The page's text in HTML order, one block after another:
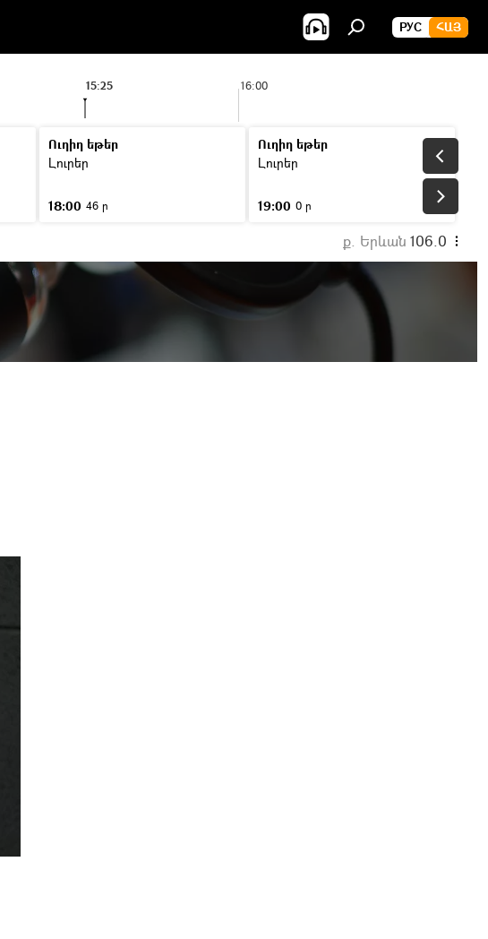
РУС ՀԱՅ
16:00
15:25
Ուղիղ եթեր
Լուրեր
18:00 46 ր
Ուղիղ եթեր
Լուրեր
19:00 0 ր
ք. Երևան 106.0